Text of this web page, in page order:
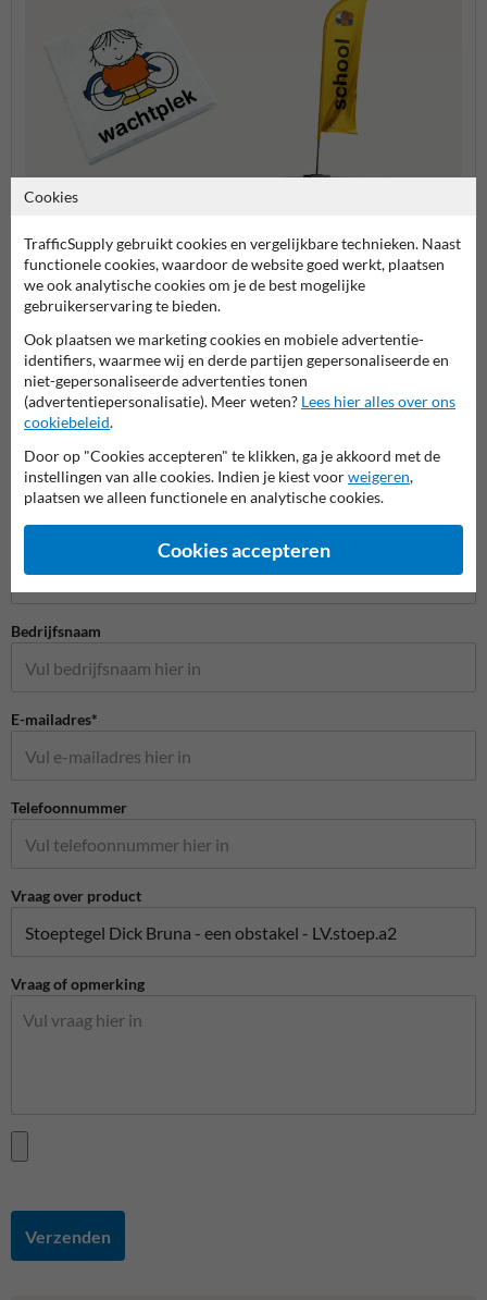
Dick Bruna producten
Stel je vraag aan Schoolzone.nl
Bedrijfsnaam
E-mailadres*
Telefoonnummer
Vraag over product
Vraag of opmerking
Verzenden
Cookies
TrafficSupply gebruikt cookies en vergelijkbare technieken. Naast
functionele cookies, waardoor de website goed werkt, plaatsen
we ook analytische cookies om je de best mogelijke
gebruikerservaring te bieden.
Ook plaatsen we marketing cookies en mobiele advertentie-
identifiers, waarmee wij en derde partijen gepersonaliseerde en
niet-gepersonaliseerde advertenties tonen
(advertentiepersonalisatie). Meer weten? Lees hier alles over ons
cookiebeleid.
Door op "Cookies accepteren" te klikken, ga je akkoord met de
instellingen van alle cookies. Indien je kiest voorweigeren,
plaatsen we alleen functionele en analytische cookies.
Cookies accepteren